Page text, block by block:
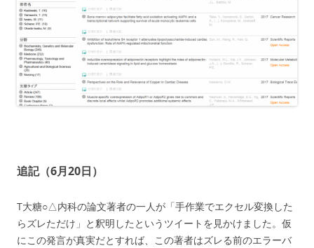
追記（6月20日）
T大糖○△内科の論文著者の一人が「手作業でエクセル変換した
らズレただけ」と釈明したというツイートを見かけました。仮
にこの発言が真実だとすれば、この著者はズレる前のエラーバ